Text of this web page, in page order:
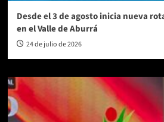
Desde el 3 de agosto inicia nueva
en el Valle de Aburrá
24 de julio de 2026